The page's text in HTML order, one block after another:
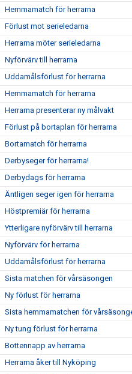
Hemmamatch för herrarna
Förlust mot serieledarna
Herrarna möter serieledarna
Nyförvärv till herrarna
Uddamålsförlust för herrarna
Hemmamatch för herrarna
Herrarna presenterar ny målvakt
Förlust på bortaplan för herrarna
Bortamatch för herrarna
Derbyseger för herrarna!
Derbydags för herrarna
Äntligen seger igen för herrarna
Höstpremiär för herrarna
Ytterligare nyförvärv till herrarna
Nyförvärv för herrarna
Uddamålsförlust för herrarna
Sista matchen för vårsäsongen
Ny förlust för herrarna
Sista hemmamatchen för
Ny tung förlust för herrarna
Bottennapp av herrarna
Herrarna åker till Nyköping